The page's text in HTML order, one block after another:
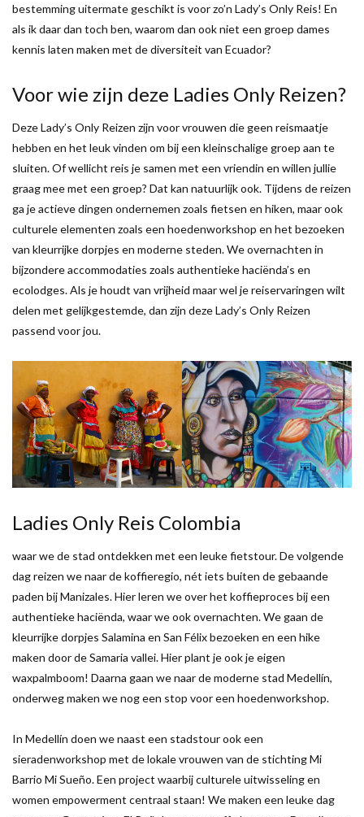
bestemming uitermate geschikt is voor zo’n Lady’s Only Reis! En
als ik daar dan toch ben, waarom dan ook niet een groep dames
kennis laten maken met de diversiteit van Ecuador?
Voor wie zijn deze Ladies Only Reizen?
Deze Lady’s Only Reizen zijn voor vrouwen die geen reismaatje
hebben en het leuk vinden om bij een kleinschalige groep aan te
sluiten. Of wellicht reis je samen met een vriendin en willen jullie
graag mee met een groep? Dat kan natuurlijk ook. Tijdens de reizen
ga je actieve dingen ondernemen zoals fietsen en hiken, maar ook
culturele elementen zoals een hoedenworkshop en het bezoeken
van kleurrijke dorpjes en moderne steden. We overnachten in
bijzondere accommodaties zoals authentieke haciënda’s en
ecolodges. Als je houdt van vrijheid maar wel je reiservaringen wilt
delen met gelijkgestemde, dan zijn deze Lady’s Only Reizen
passend voor jou.
Ladies Only Reis Colombia
waar we de stad ontdekken met een leuke fietstour. De volgende
dag reizen we naar de koffieregio, nét iets buiten de gebaande
paden bij Manizales. Hier leren we over het koffieproces bij een
authentieke haciënda, waar we ook overnachten. We gaan de
kleurrijke dorpjes Salamina en San Félix bezoeken en een hike
maken door de Samaria vallei. Hier plant je ook je eigen
waxpalmboom! Daarna gaan we naar de moderne stad Medellín,
onderweg maken we nog een stop voor een hoedenworkshop.
In Medellín doen we naast een stadstour ook een
sieradenworkshop met de lokale vrouwen van de stichting Mi
Barrio Mi Sueño. Een project waarbij culturele uitwisseling en
women empowerment centraal staan! We maken een leuke dag